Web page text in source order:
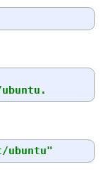
ubuntu"